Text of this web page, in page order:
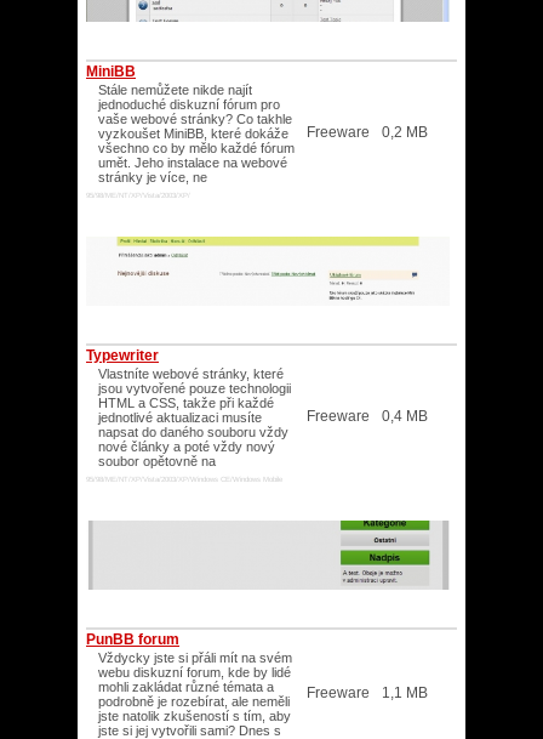
MiniBB
Stále nemůžete nikde najít
jednoduché diskuzní fórum pro
vaše webové stránky? Co takhle
vyzkoušet MiniBB, které dokáže
všechno co by mělo každé fórum
umět. Jeho instalace na webové
stránky je více, ne
95/98/ME/NT/XP/Vista/2003/XP/
Freeware 0,2 MB
Typewriter
Vlastníte webové stránky, které
jsou vytvořené pouze technologii
HTML a CSS, takže při každé
jednotlivé aktualizaci musíte
napsat do daného souboru vždy
nové články a poté vždy nový
soubor opětovně na
95/98/ME/NT/XP/Vista/2003/XP/Windows CE/Windows Mobile
Freeware 0,4 MB
PunBB forum
Vždycky jste si přáli mít na svém
webu diskuzní forum, kde by lidé
mohli zakládat různé témata a
podrobně je rozebírat, ale neměli
jste natolik zkušeností s tím, aby
jste si jej vytvořili sami? Dnes s
Freeware 1,1 MB